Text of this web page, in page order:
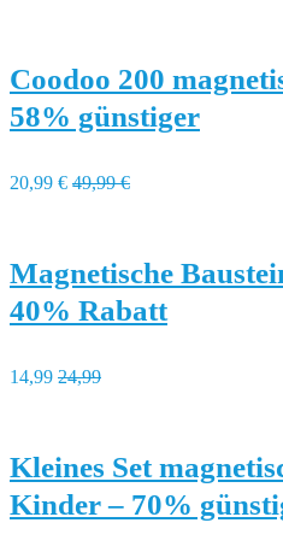
Coodoo 200
58% günstiger
20,99 € 49,99 €
Magnetische
40% Rabatt
14,99 24,99
Kleines Set
Kinder – 70%